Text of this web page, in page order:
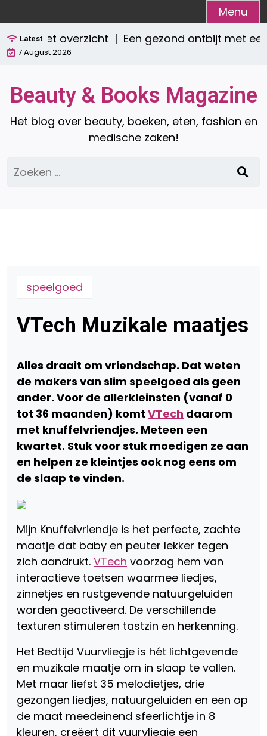
naar
de
inhoud
Menu
Latest overzicht | Een gezond ontbijt met
7 August 2026
Beauty & Books Magazine
Het blog over beauty, boeken, eten, fashion en
medische zaken!
Zoeken
naar:
speelgoed
VTech Muzikale maatjes
Alles draait om vriendschap. Dat weten
de makers van slim speelgoed als geen
ander. Voor de allerkleinsten (vanaf 0
tot 36 maanden) komt VTech daarom
met knuffelvriendjes. Meteen een
kwartet. Stuk voor stuk moedigen ze aan
en helpen ze kleintjes ook nog eens om
de slaap te vinden.
Mijn Knuffelvriendje is het perfecte, zachte
maatje dat baby en peuter lekker tegen
zich aandrukt. VTech voorzag hem van
interactieve toetsen waarmee liedjes,
zinnetjes en rustgevende natuurgeluiden
worden geactiveerd. De verschillende
texturen stimuleren tastzin en herkenning.
Het Bedtijd Vuurvliegje is hét lichtgevende
en muzikale maatje om in slaap te vallen.
Met maar liefst 35 melodietjes, drie
gezongen liedjes, natuurgeluiden en een op
de maat meedeinend sfeerlichtje in 8
kleuren, creëert dit vuurvliegje een